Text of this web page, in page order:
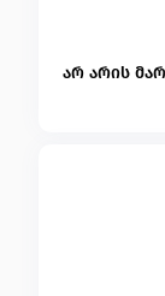
არ არის